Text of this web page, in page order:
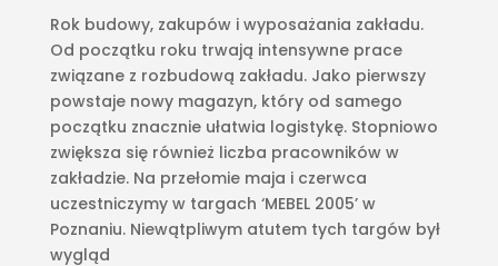
Rok budowy, zakupów i wyposażania zakładu.
Od początku roku trwają intensywne prace
związane z rozbudową zakładu. Jako pierwszy
powstaje nowy magazyn, który od samego
początku znacznie ułatwia logistykę. Stopniowo
zwiększa się również liczba pracowników w
zakładzie. Na przełomie maja i czerwca
uczestniczymy w targach ‘MEBEL 2005’ w
Poznaniu. Niewątpliwym atutem tych targów był
wygląd